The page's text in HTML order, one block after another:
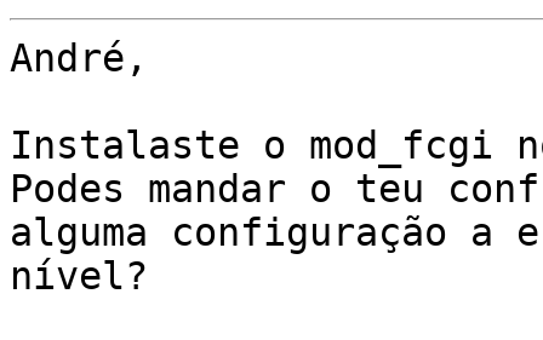
André,
Instalaste o mod_fcgi
Podes mandar o teu
alguma configuração a
nível?